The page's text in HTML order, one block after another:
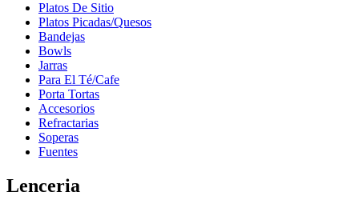
Platos De Sitio
Platos Picadas/Quesos
Bandejas
Bowls
Jarras
Para El Té/Cafe
Porta Tortas
Accesorios
Refractarias
Soperas
Fuentes
Lenceria